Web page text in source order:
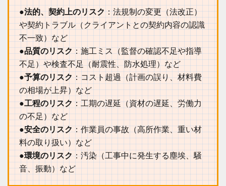
現
場
作
業
（
一
日
の
流
れ
）
1.5
施
工
管
理
は
未
経
験
●法的、契約上のリスク：法規制の変更（法改正）
や契約トラブル（クライアントとの契約内容の認識
不一致）など
●品質のリスク：施工ミス（監督の確認不足や指導
不足）や検査不足（耐震性、防水処理）など
●予算のリスク：コスト超過（計画の誤り、材料費
の相場が上昇）など
●工程のリスク：工期の遅延（資材の遅延、労働力
の不足）など
●安全のリスク：作業員の事故（高所作業、重い材
料の取り扱い）など
●環境のリスク：汚染（工事中に発生する塵埃、騒
音、振動）など